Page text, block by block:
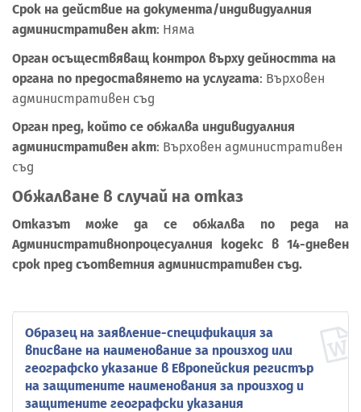
Срок на действие на документа/индивидуалния
административен акт: Няма
Орган осъществяващ контрол върху дейността на
органа по предоставянето на услугата: Върховен
административен съд
Орган пред, който се обжалва индивидуалния
административен акт: Върховен административен
съд
Обжалване в случай на отказ
Отказът може да се обжалва по реда на
Административнопроцесуалния кодекс в 14-дневен
срок пред съответния административен съд.
Образец на заявление-спецификация за
вписване на наименование за произход или
географско указание в Европейския регистър
на защитените наименования за произход и
защитените географски указания